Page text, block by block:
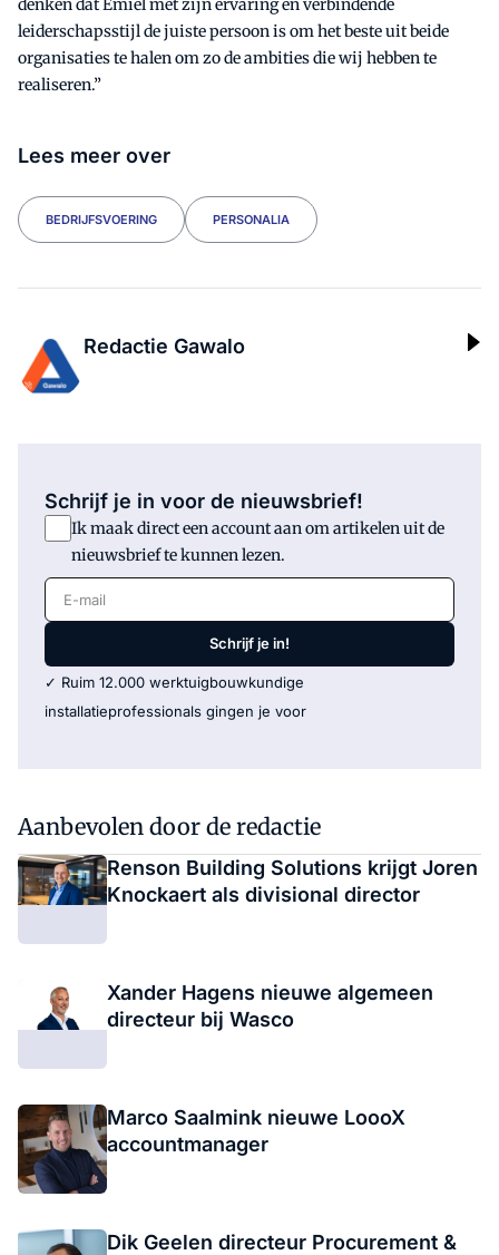
denken dat Emiel met zijn ervaring en verbindende
leiderschapsstijl de juiste persoon is om het beste uit beide
organisaties te halen om zo de ambities die wij hebben te
realiseren.”
Lees meer over
BEDRIJFSVOERING PERSONALIA
Redactie Gawalo
Schrijf je in voor de nieuwsbrief!
Ik maak direct een account aan om artikelen uit de
nieuwsbrief te kunnen lezen.
E-mail
Schrijf je in!
✓ Ruim 12.000 werktuigbouwkundige
installatieprofessionals gingen je voor
Aanbevolen door de redactie
Renson Building Solutions krijgt Joren
Knockaert als divisional director
Xander Hagens nieuwe algemeen
directeur bij Wasco
Marco Saalmink nieuwe LoooX
accountmanager
Dik Geelen directeur Procurement &